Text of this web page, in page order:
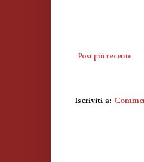
Post più recente
Iscriviti a: